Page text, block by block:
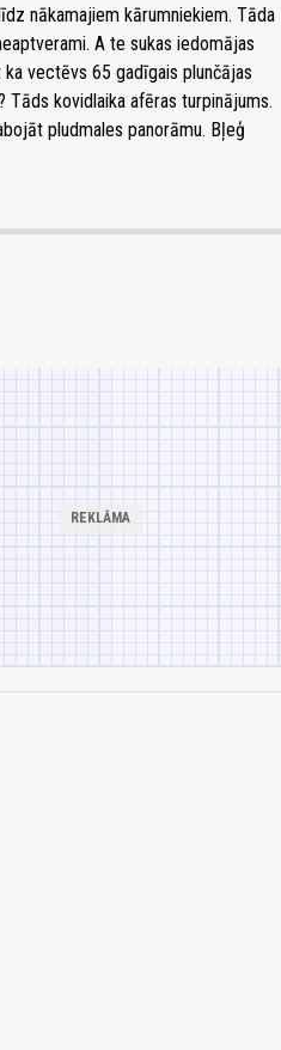
nākamajiem kārumniekiem. Tāda
A te sukas iedomājas
vectēvs 65 gadīgais plunčājas
kovidlaika afēras turpinājums.
pludmales panorāmu. Bļeģ